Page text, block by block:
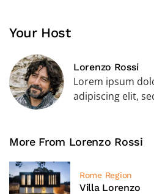
Your Host
Lorenzo Rossi
Lorem ipsum
adipiscing elit,
More From Lorenzo Rossi
Rome Region
Villa Lorenzo